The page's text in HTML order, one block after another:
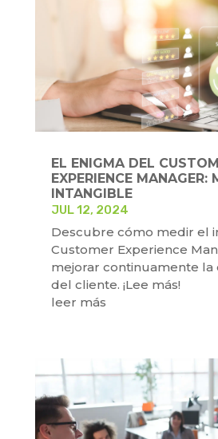
EL ENIGMA DEL
EXPERIENCE MANAGER:
INTANGIBLE
JUL 12, 2024
Descubre cómo medir el
Customer Experience
mejorar continuamente la
del cliente. ¡Lee más!
leer más